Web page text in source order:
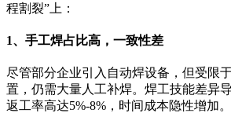
程割裂”上：
1、手工焊占比高，一致性差
尽管部分企业引入自动焊设备，但受限
置，仍需大量人工补焊。焊工技能差异
返工率高达5%-8%，时间成本隐性增加。